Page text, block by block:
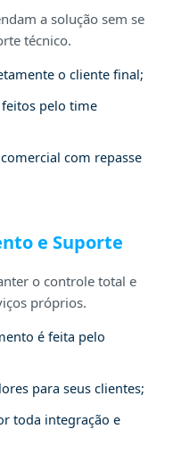
a solução sem se
técnico.
o cliente final;
pelo time
com repasse
e Suporte
o controle total e
próprios.
é feita pelo
para seus clientes;
toda integração e